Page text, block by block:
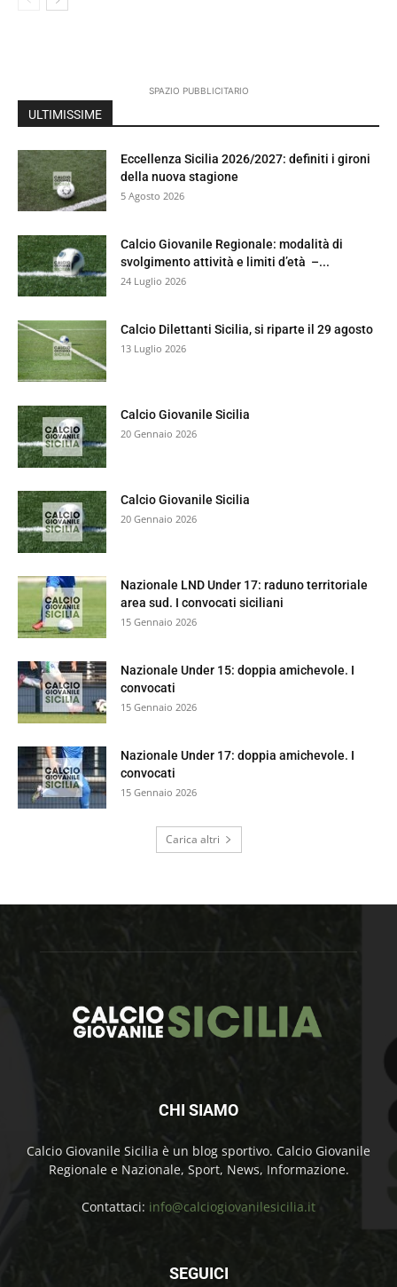
SPAZIO PUBBLICITARIO
ULTIMISSIME
Eccellenza Sicilia 2026/2027: definiti i gironi
della nuova stagione
5 Agosto 2026
Calcio Giovanile Regionale: modalità di
svolgimento attività e limiti d’età –...
24 Luglio 2026
Calcio Dilettanti Sicilia, si riparte il 29 agosto
13 Luglio 2026
Calcio Giovanile Sicilia
20 Gennaio 2026
Calcio Giovanile Sicilia
20 Gennaio 2026
Nazionale LND Under 17: raduno territoriale
area sud. I convocati siciliani
15 Gennaio 2026
Nazionale Under 15: doppia amichevole. I
convocati
15 Gennaio 2026
Nazionale Under 17: doppia amichevole. I
convocati
15 Gennaio 2026
Carica altri
CHI SIAMO
Calcio Giovanile Sicilia è un blog sportivo. Calcio Giovanile
Regionale e Nazionale, Sport, News, Informazione.
Contattaci: info@calciogiovanilesicilia.it
SEGUICI